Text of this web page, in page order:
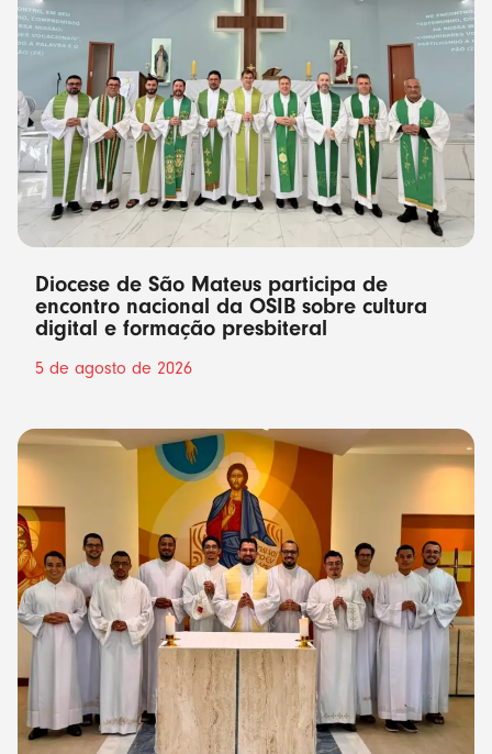
Diocese de São Mateus participa de
encontro nacional da OSIB sobre cultura
digital e formação presbiteral
5 de agosto de 2026